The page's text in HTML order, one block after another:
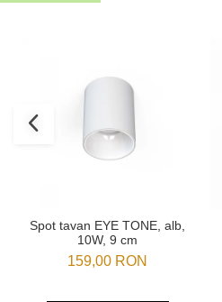
Spot tavan EYE TONE, alb,
10W, 9 cm
159,00 RON